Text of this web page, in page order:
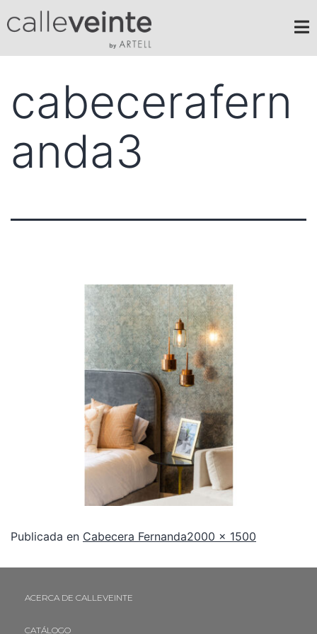
cabecerafern
anda3
Publicada en Cabecera Fernanda2000 × 1500
ACERCA DE CALLEVEINTE
CATÁLOGO